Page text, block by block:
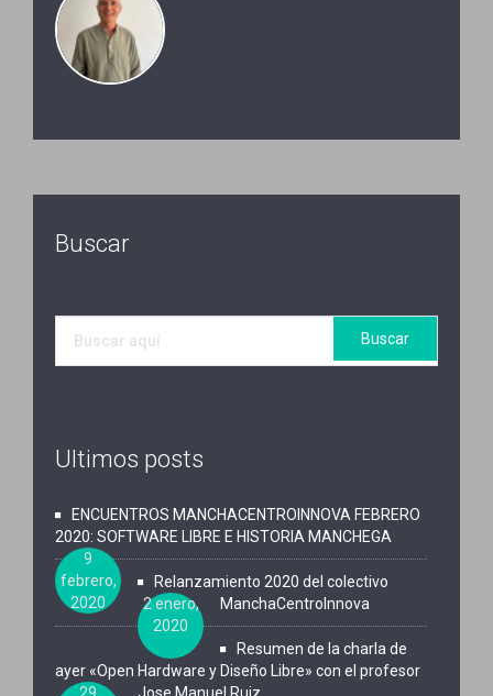
Buscar
Ultimos posts
ENCUENTROS MANCHACENTROINNOVA FEBRERO
2020: SOFTWARE LIBRE E HISTORIA MANCHEGA
9
febrero,
2020
Relanzamiento 2020 del colectivo
ManchaCentroInnova
2 enero,
2020
Resumen de la charla de
ayer «Open Hardware y Diseño Libre» con el profesor
Jose Manuel Ruiz
29